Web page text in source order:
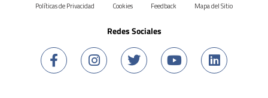
Políticas de Privacidad Cookies Feedback Mapa del Sitio
Redes Sociales